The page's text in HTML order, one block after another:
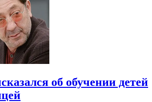
об обучении детей